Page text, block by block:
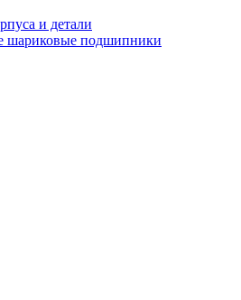
и детали
шариковые подшипники